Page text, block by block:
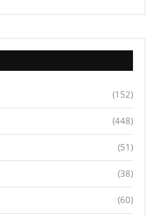
(152)
(448)
(51)
(38)
(60)